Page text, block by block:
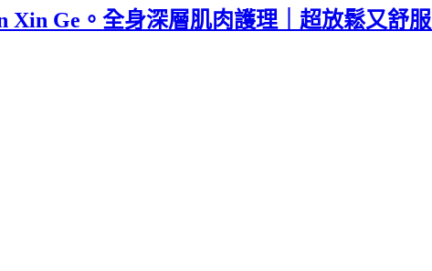
Xin Ge。全身深層肌肉護理｜超放鬆又舒